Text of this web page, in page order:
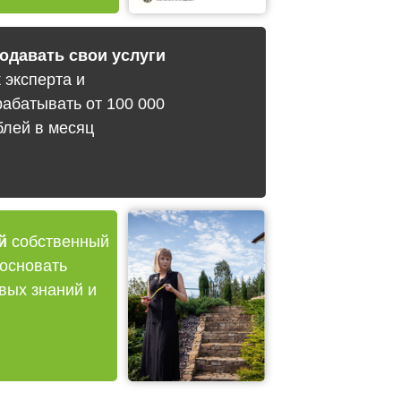
свои услуги
эксперта и
от 100 000
в месяц
собственный
знаний и